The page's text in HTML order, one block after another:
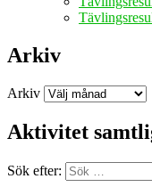
Arkiv
Arkiv
Aktivitet
Sök efter: